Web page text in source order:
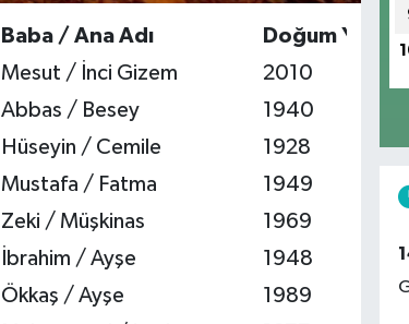
Baba / Ana Adı Doğum Yılı
Mesut / İnci Gizem 2010
Abbas / Besey 1940
Hüseyin / Cemile 1928
Mustafa / Fatma 1949
Zeki / Müşkinas 1969
İbrahim / Ayşe 1948
Ökkaş / Ayşe 1989